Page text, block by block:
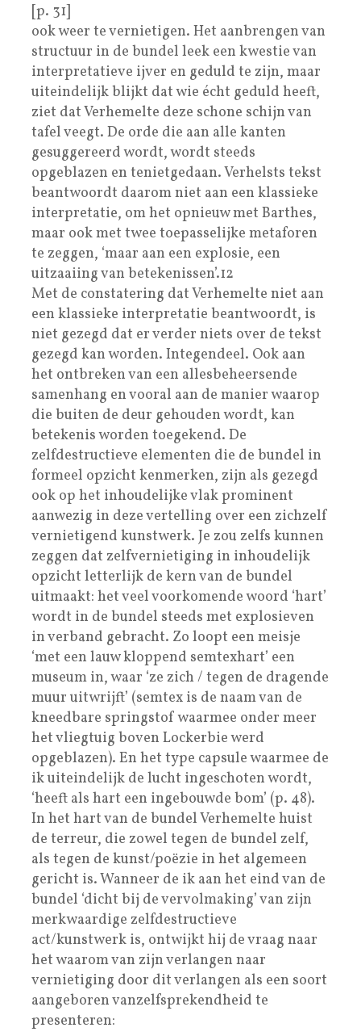
[p. 31]
ook weer te vernietigen. Het aanbrengen van
structuur in de bundel leek een kwestie van
interpretatieve ijver en geduld te zijn, maar
uiteindelijk blijkt dat wie écht geduld heeft,
ziet dat Verhemelte deze schone schijn van
tafel veegt. De orde die aan alle kanten
gesuggereerd wordt, wordt steeds
opgeblazen en tenietgedaan. Verhelsts tekst
beantwoordt daarom niet aan een klassieke
interpretatie, om het opnieuw met Barthes,
maar ook met twee toepasselijke metaforen
te zeggen, ‘maar aan een explosie, een
uitzaaiing van betekenissen’.12
Met de constatering dat Verhemelte niet aan
een klassieke interpretatie beantwoordt, is
niet gezegd dat er verder niets over de tekst
gezegd kan worden. Integendeel. Ook aan
het ontbreken van een allesbeheersende
samenhang en vooral aan de manier waarop
die buiten de deur gehouden wordt, kan
betekenis worden toegekend. De
zelfdestructieve elementen die de bundel in
formeel opzicht kenmerken, zijn als gezegd
ook op het inhoudelijke vlak prominent
aanwezig in deze vertelling over een zichzelf
vernietigend kunstwerk. Je zou zelfs kunnen
zeggen dat zelfvernietiging in inhoudelijk
opzicht letterlijk de kern van de bundel
uitmaakt: het veel voorkomende woord ‘hart’
wordt in de bundel steeds met explosieven
in verband gebracht. Zo loopt een meisje
‘met een lauw kloppend semtexhart’ een
museum in, waar ‘ze zich / tegen de dragende
muur uitwrijft’ (semtex is de naam van de
kneedbare springstof waarmee onder meer
het vliegtuig boven Lockerbie werd
opgeblazen). En het type capsule waarmee de
ik uiteindelijk de lucht ingeschoten wordt,
‘heeft als hart een ingebouwde bom’ (p. 48).
In het hart van de bundel Verhemelte huist
de terreur, die zowel tegen de bundel zelf,
als tegen de kunst/poëzie in het algemeen
gericht is. Wanneer de ik aan het eind van de
bundel ‘dicht bij de vervolmaking’ van zijn
merkwaardige zelfdestructieve
act/kunstwerk is, ontwijkt hij de vraag naar
het waarom van zijn verlangen naar
vernietiging door dit verlangen als een soort
aangeboren vanzelfsprekendheid te
presenteren: